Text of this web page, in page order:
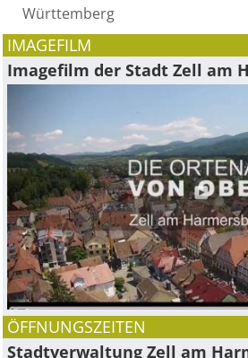
Württemberg
IMAGEFILM
Imagefilm der Stadt Zell am
ÖFFNUNGSZEITEN
Stadtverwaltung Zell am